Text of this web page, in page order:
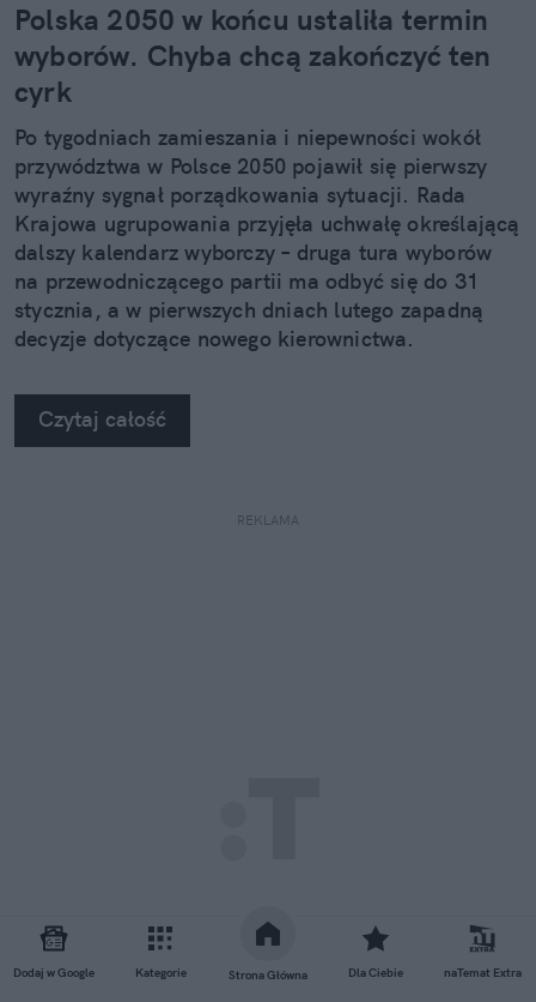
Dodaj w Google Kategorie Strona Główna Dla Ciebie naTemat Extra
Polska 2050 w końcu ustaliła termin
wyborów. Chyba chcą zakończyć ten
cyrk
Po tygodniach zamieszania i niepewności wokół
przywództwa w Polsce 2050 pojawił się pierwszy
wyraźny sygnał porządkowania sytuacji. Rada
Krajowa ugrupowania przyjęła uchwałę określającą
dalszy kalendarz wyborczy – druga tura wyborów
na przewodniczącego partii ma odbyć się do 31
stycznia, a w pierwszych dniach lutego zapadną
decyzje dotyczące nowego kierownictwa.
Czytaj całość
REKLAMA